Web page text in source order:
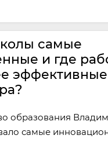
самые
и где
эффективные
образования
самые